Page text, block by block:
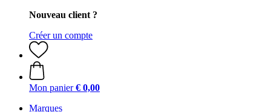
Nouveau client ?
Créer un compte
Mon panier € 0,00
Marques